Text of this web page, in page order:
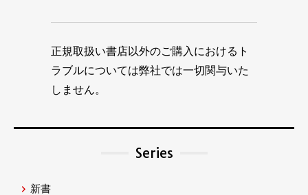
正規取扱い書店以外のご購入におけるト
ラブルについては弊社では一切関与いた
しません。
Series
新書